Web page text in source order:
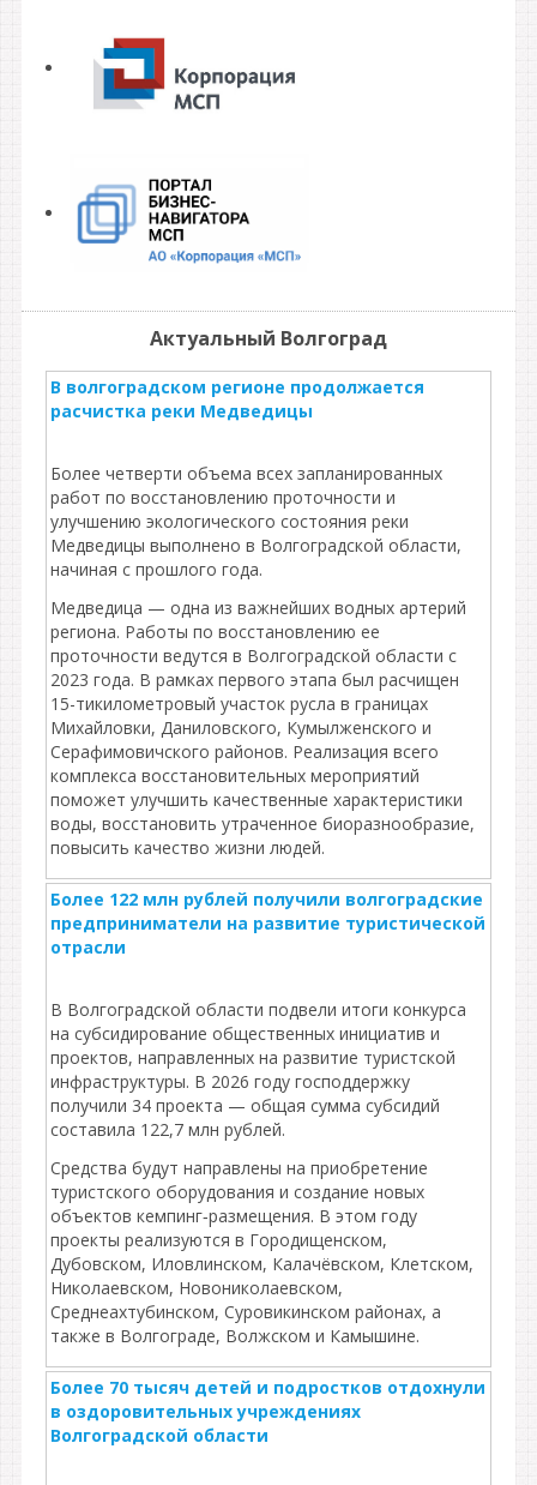
Актуальный Волгоград
В волгоградском регионе продолжается
расчистка реки Медведицы
Более четверти объема всех запланированных
работ по восстановлению проточности и
улучшению экологического состояния реки
Медведицы выполнено в Волгоградской области,
начиная с прошлого года.
Медведица — одна из важнейших водных артерий
региона. Работы по восстановлению ее
проточности ведутся в Волгоградской области с
2023 года. В рамках первого этапа был расчищен
15-тикилометровый участок русла в границах
Михайловки, Даниловского, Кумылженского и
Серафимовичского районов. Реализация всего
комплекса восстановительных мероприятий
поможет улучшить качественные характеристики
воды, восстановить утраченное биоразнообразие,
повысить качество жизни людей.
Более 122 млн рублей получили волгоградские
предприниматели на развитие туристической
отрасли
В Волгоградской области подвели итоги конкурса
на субсидирование общественных инициатив и
проектов, направленных на развитие туристской
инфраструктуры. В 2026 году господдержку
получили 34 проекта — общая сумма субсидий
составила 122,7 млн рублей.
Средства будут направлены на приобретение
туристского оборудования и создание новых
объектов кемпинг‑размещения. В этом году
проекты реализуются в Городищенском,
Дубовском, Иловлинском, Калачёвском, Клетском,
Николаевском, Новониколаевском,
Среднеахтубинском, Суровикинском районах, а
также в Волгограде, Волжском и Камышине.
Более 70 тысяч детей и подростков отдохнули
в оздоровительных учреждениях
Волгоградской области